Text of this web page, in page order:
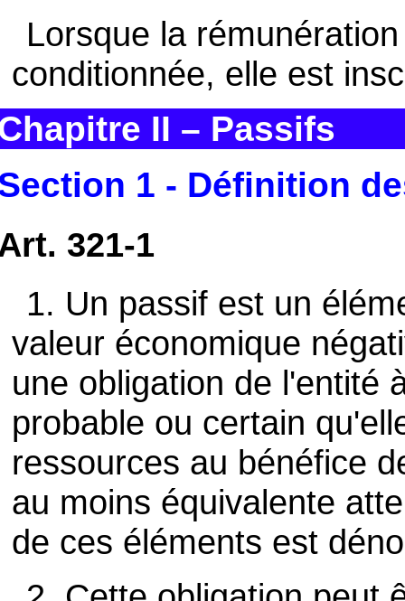
Lorsque la rémunération
conditionnée, elle est
II – Passifs
1 - Définition
321-1
1. Un passif est un
valeur économique
une obligation de l'entité
probable ou certain
ressources au bénéfice
au moins équivalente
de ces éléments est